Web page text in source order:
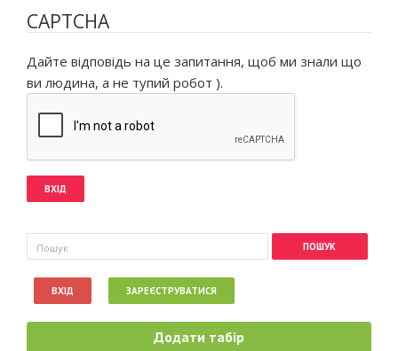
CAPTCHA
Дайте відповідь на це запитання, щоб ми знали що
ви людина, а не тупий робот ).
Пошукова форма
Пошук
ВХІД ЗАРЕЄСТРУВАТИСЯ
Додати табір